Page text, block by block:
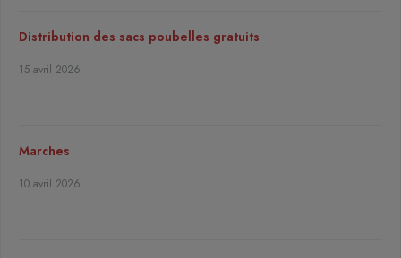
Distribution des sacs poubelles gratuits
15 avril 2026
Marches
10 avril 2026